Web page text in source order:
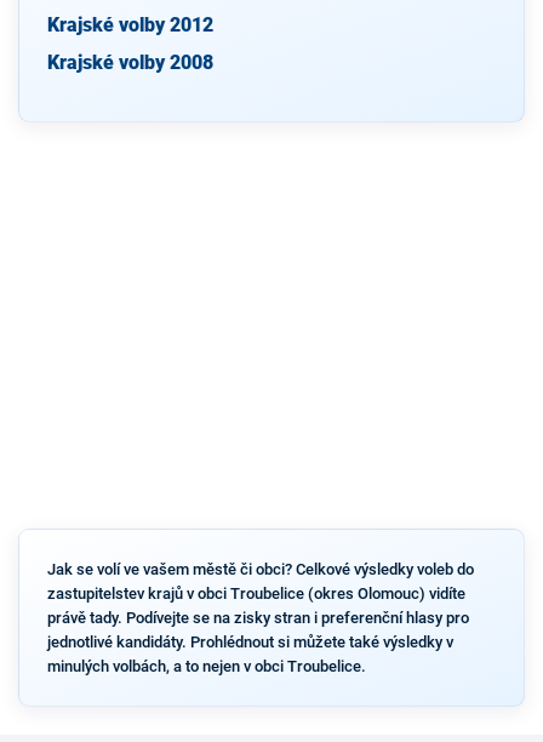
Krajské volby 2012
Krajské volby 2008
Jak se volí ve vašem městě či obci? Celkové výsledky voleb do
zastupitelstev krajů v obci Troubelice (okres Olomouc) vidíte
právě tady. Podívejte se na zisky stran i preferenční hlasy pro
jednotlivé kandidáty. Prohlédnout si můžete také výsledky v
minulých volbách, a to nejen v obci Troubelice.